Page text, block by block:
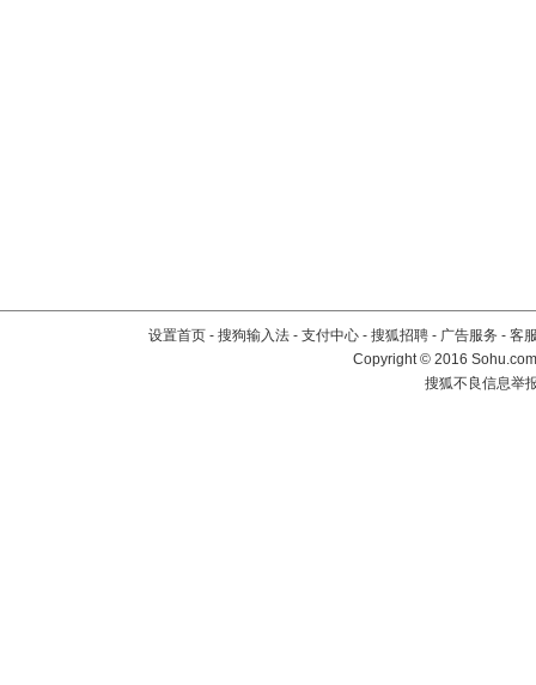
设置首页 - 搜狗输入法 - 支付中心 - 搜狐招聘 - 广告服务 - 客
Copyright©2016
搜狐不良信息举